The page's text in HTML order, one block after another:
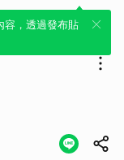
容，透過發布貼